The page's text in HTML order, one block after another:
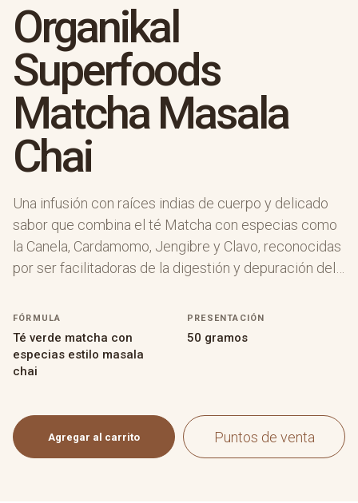
Organikal
Superfoods
Matcha Masala
Chai
Una infusión con raíces indias de cuerpo y delicado
sabor que combina el té Matcha con especias como
la Canela, Cardamomo, Jengibre y Clavo, reconocidas
por ser facilitadoras de la digestión y depuración del
FÓRMULA
Té verde matcha con
especias estilo masala
chai
PRESENTACIÓN
50 gramos
Agregar al carrito Puntos de venta